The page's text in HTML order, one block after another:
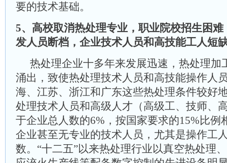
要的技术基础。
5、高校取消热处理专业，职业院校招生困
发人员断档，企业技术人员和高技能工人短
热处理企业十多年来发展迅速，热处理加
涌出，致使热处理技术人员和高技能操作人
海、江苏、浙江和广东这些热处理条件较好
处理技术人员和高级人才（高级工、技师、
于企业总人数的6%，按国家要求的15%比例
企业甚至无专业的技术人员，尤其是操作工
数。“十二五”以来热处理行业以真空热处理